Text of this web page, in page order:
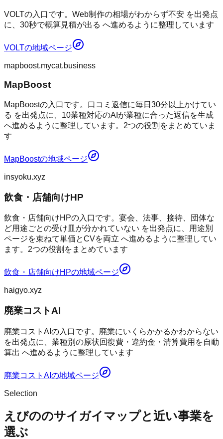
VOLTの入口です。Web制作の相場がわからず不安 を出発点
に、30秒で概算見積が出る へ進めるように整理しています
VOLTの地域ページ
mapboost.mycat.business
MapBoost
MapBoostの入口です。口コミ返信に毎日30分以上かけてい
る を出発点に、10業種対応のAIが業種に合った返信を生成
へ進めるように整理しています。2つの役割をまとめていま
す
MapBoostの地域ページ
insyoku.xyz
飲食・店舗向けHP
飲食・店舗向けHPの入口です。宴会、法事、接待、団体な
ど用途ごとの受け皿が分かれていない を出発点に、用途別
ページを束ねて単価とCVを両立 へ進めるように整理してい
ます。2つの役割をまとめています
飲食・店舗向けHPの地域ページ
haigyo.xyz
廃業コストAI
廃業コストAIの入口です。廃業にいくらかかるかわからない
を出発点に、業種別の原状回復費・違約金・清算費用を自動
算出 へ進めるように整理しています
廃業コストAI の地域ページ
Selection
えびののサイガイマップと近い事業を
選ぶ